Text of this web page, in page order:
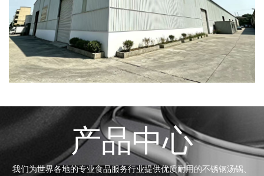
产品中心
我们为世界各地的专业食品服务行业提供优质耐用的不锈钢汤锅、